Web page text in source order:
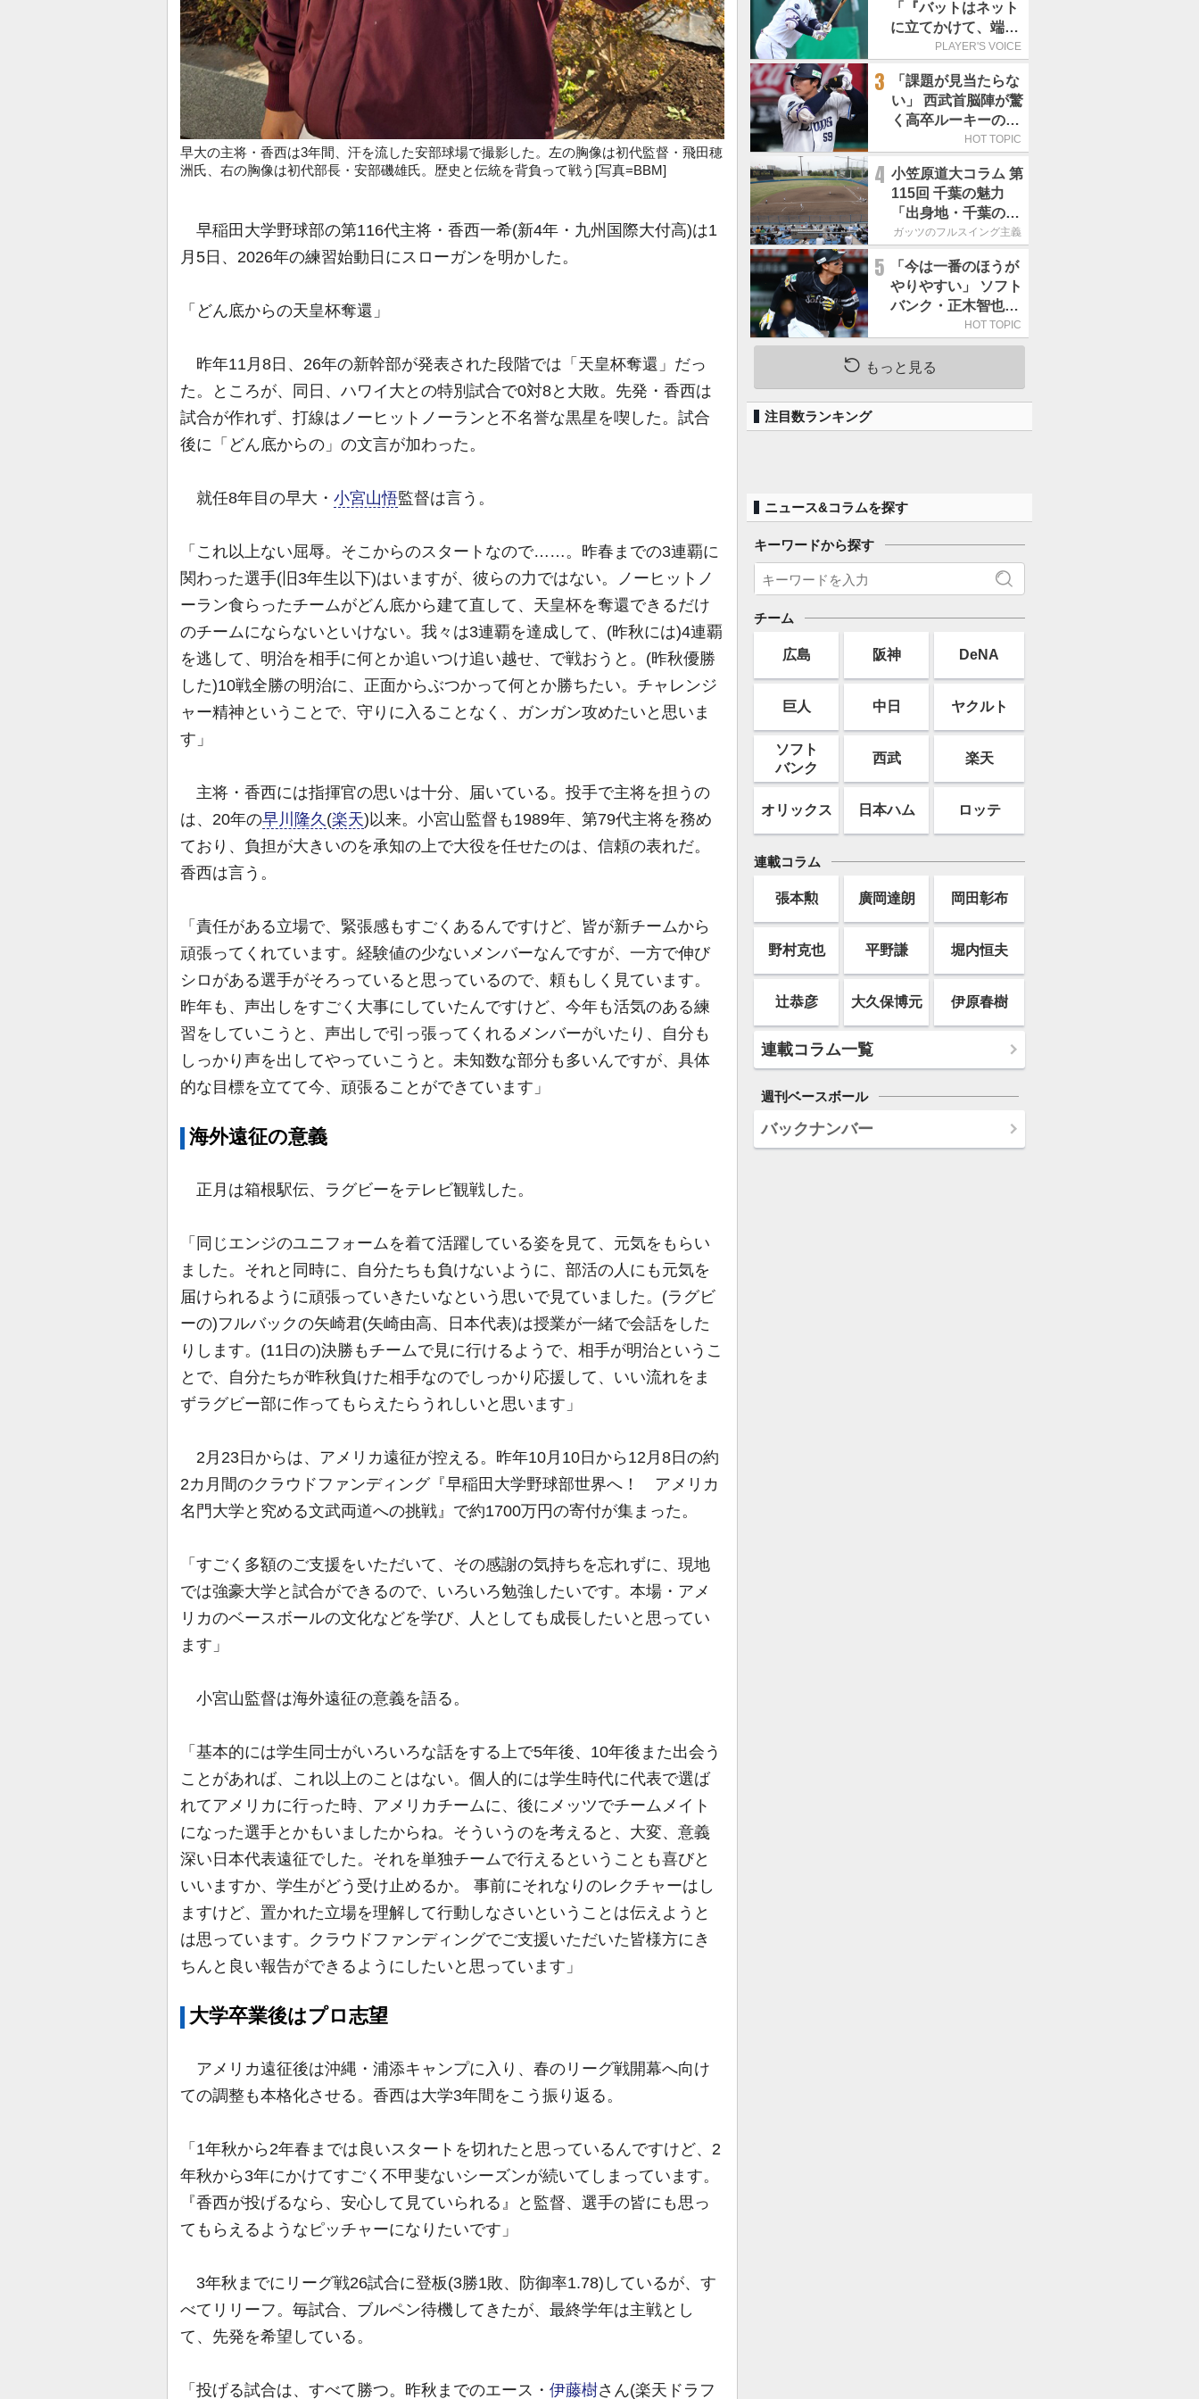
早大の主将・香西は3年間、汗を流した安部球場で撮影した。左の胸像は初代監督・飛田穂
洲氏、右の胸像は初代部長・安部磯雄氏。歴史と伝統を背負って戦う[写真=BBM]
早稲田大学野球部の第116代主将・香西一希(新4年・九州国際大付高)は1
月5日、2026年の練習始動日にスローガンを明かした。
「どん底からの天皇杯奪還」
昨年11月8日、26年の新幹部が発表された段階では「天皇杯奪還」だっ
た。ところが、同日、ハワイ大との特別試合で0対8と大敗。先発・香西は
試合が作れず、打線はノーヒットノーランと不名誉な黒星を喫した。試合
後に「どん底からの」の文言が加わった。
就任8年目の早大・ 小宮山悟監督は言う。
「これ以上ない屈辱。そこからのスタートなので……。昨春までの3連覇に
関わった選手(旧3年生以下)はいますが、彼らの力ではない。ノーヒットノ
ーラン食らったチームがどん底から建て直して、天皇杯を奪還できるだけ
のチームにならないといけない。我々は3連覇を達成して、(昨秋には)4連覇
を逃して、明治を相手に何とか追いつけ追い越せ、で戦おうと。(昨秋優勝
した)10戦全勝の明治に、正面からぶつかって何とか勝ちたい。チャレンジ
ャー精神ということで、守りに入ることなく、ガンガン攻めたいと思いま
す」
主将・香西には指揮官の思いは十分、届いている。投手で主将を担うの
は、20年の早川隆久 (楽天)以来。小宮山監督も1989年、第79代主将を務め
ており、負担が大きいのを承知の上で大役を任せたのは、信頼の表れだ。
香西は言う。
「責任がある立場で、緊張感もすごくあるんですけど、皆が新チームから
頑張ってくれています。経験値の少ないメンバーなんですが、一方で伸び
シロがある選手がそろっていると思っているので、頼もしく見ています。
昨年も、声出しをすごく大事にしていたんですけど、今年も活気のある練
習をしていこうと、声出しで引っ張ってくれるメンバーがいたり、自分も
しっかり声を出してやっていこうと。未知数な部分も多いんですが、具体
的な目標を立てて今、頑張ることができています」
海外遠征の意義
正月は箱根駅伝、ラグビーをテレビ観戦した。
「同じエンジのユニフォームを着て活躍している姿を見て、元気をもらい
ました。それと同時に、自分たちも負けないように、部活の人にも元気を
届けられるように頑張っていきたいなという思いで見ていました。(ラグビ
ーの)フルバックの矢崎君(矢崎由高、日本代表)は授業が一緒で会話をした
りします。(11日の)決勝もチームで見に行けるようで、相手が明治というこ
とで、自分たちが昨秋負けた相手なのでしっかり応援して、いい流れをま
ずラグビー部に作ってもらえたらうれしいと思います」
2月23日からは、アメリカ遠征が控える。昨年10月10日から12月8日の約
2カ月間のクラウドファンディング『早稲田大学野球部世界へ！ アメリカ
名門大学と究める文武両道への挑戦』で約1700万円の寄付が集まった。
「すごく多額のご支援をいただいて、その感謝の気持ちを忘れずに、現地
では強豪大学と試合ができるので、いろいろ勉強したいです。本場・アメ
リカのベースボールの文化などを学び、人としても成長したいと思ってい
ます」
小宮山監督は海外遠征の意義を語る。
「基本的には学生同士がいろいろな話をする上で5年後、10年後また出会う
ことがあれば、これ以上のことはない。個人的には学生時代に代表で選ば
れてアメリカに行った時、アメリカチームに、後にメッツでチームメイト
になった選手とかもいましたからね。そういうのを考えると、大変、意義
深い日本代表遠征でした。それを単独チームで行えるということも喜びと
いいますか、学生がどう受け止めるか。 事前にそれなりのレクチャーはし
ますけど、置かれた立場を理解して行動しなさいということは伝えようと
は思っています。クラウドファンディングでご支援いただいた皆様方にき
ちんと良い報告ができるようにしたいと思っています」
大学卒業後はプロ志望
アメリカ遠征後は沖縄・浦添キャンプに入り、春のリーグ戦開幕へ向け
ての調整も本格化させる。香西は大学3年間をこう振り返る。
「1年秋から2年春までは良いスタートを切れたと思っているんですけど、2
年秋から3年にかけてすごく不甲斐ないシーズンが続いてしまっています。
『香西が投げるなら、安心して見ていられる』と監督、選手の皆にも思っ
てもらえるようなピッチャーになりたいです」
3年秋までにリーグ戦26試合に登板(3勝1敗、防御率1.78)しているが、す
べてリリーフ。毎試合、ブルペン待機してきたが、最終学年は主戦とし
て、先発を希望している。
「投げる試合は、すべて勝つ。昨秋までのエース・ 伊藤樹さん(楽天ドラフ
「『バットはネット
に立てかけて、端に
置くんだぞ』と栗山
だきました」／憧れ
の人からの金言
PLAYER'S VOICE
3
「課題が見当たらな
い」 西武首脳陣が驚
く高卒ルーキーの高
HOT TOPIC
4 小笠原道大コラム 第
115回 千葉の魅力
「出身地・千葉の話
の続き。昔から野球
す」
ガッツのフルスイング主義
5
「今は一番のほうが
やりやすい」 ソフト
バンク・正木智也が
覚醒した理由HOT TOPIC
もっと見る
注目数ランキング
ニュース&コラムを探す
キーワードから探す
チーム
広島 阪神 DeNA
巨人 中日 ヤクルト
ソフト
バンク
西武 楽天
オリックス 日本ハム ロッテ
連載コラム
張本勲 廣岡達朗 岡田彰布
野村克也 平野謙 堀内恒夫
辻恭彦 大久保博元 伊原春樹
連載コラム一覧
週刊ベースボール
バックナンバー